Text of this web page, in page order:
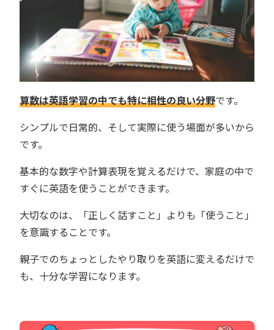
算数は英語学習の中でも特に相性の良い分野です。
シンプルで日常的、そして実際に使う場面が多いから
です。
基本的な数字や計算表現を覚えるだけで、家庭の中で
すぐに英語を使うことができます。
大切なのは、「正しく話すこと」よりも「使うこと」
を意識することです。
親子でのちょっとしたやり取りを英語に変えるだけで
も、十分な学習になります。